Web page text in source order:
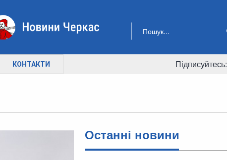
КОНТАКТИ Підписуйтесь:
Останні новини